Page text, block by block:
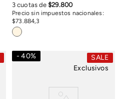
Precio sin impuestos nacionales:
$73 884,3
3 cuotas de$29.800
40%
SALE
Exclusivos